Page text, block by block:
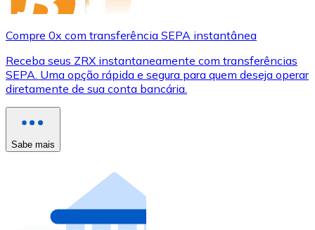
Compre 0x com transferência SEPA instantânea
Receba seus ZRX instantaneamente com transferências
SEPA. Uma opção rápida e segura para quem deseja operar
diretamente de sua conta bancária.
Sabe mais